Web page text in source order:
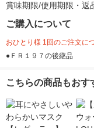
賞味期限/使用期限・返
ご購入について
おひとり様 1回のご注文に
●ＦＲ１９７の後継品
こちらの商品もおす